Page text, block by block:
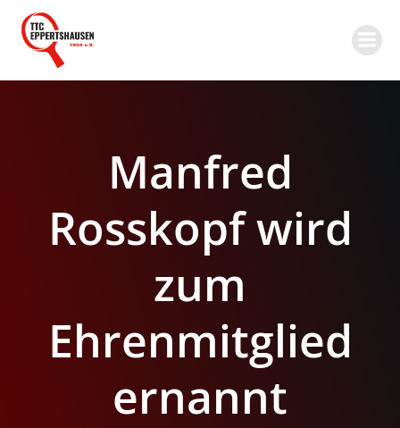
Manfred
Rosskopf wird
zum
Ehrenmitglied
ernannt